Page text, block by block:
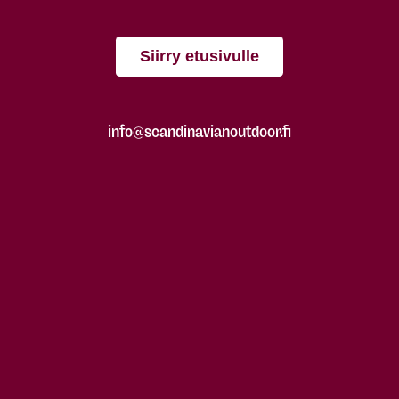
Siirry etusivulle
info@scandinavianoutdoor.fi